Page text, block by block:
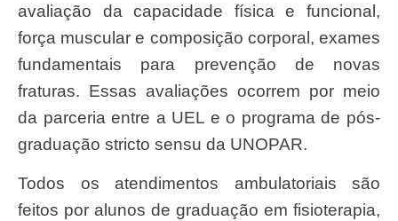
avaliação da capacidade física e funcional,
força muscular e composição corporal, exames
fundamentais para prevenção de novas
fraturas. Essas avaliações ocorrem por meio
da parceria entre a UEL e o programa de pós-
graduação stricto sensu da UNOPAR.
Todos os atendimentos ambulatoriais são
feitos por alunos de graduação em fisioterapia,